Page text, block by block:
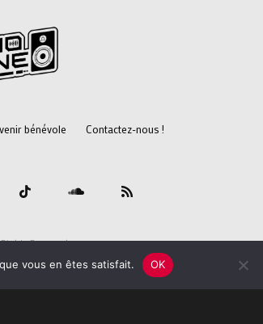
bénévole Contactez-nous !
Reserved.
vous en êtes satisfait.
OK